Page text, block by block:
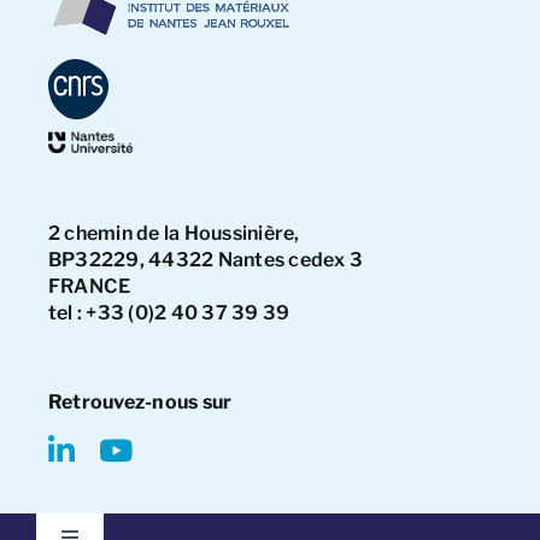
2 chemin de la Houssinière,
BP32229, 44322 Nantes cedex 3
FRANCE
tel : +33 (0)2 40 37 39 39
Retrouvez-nous sur